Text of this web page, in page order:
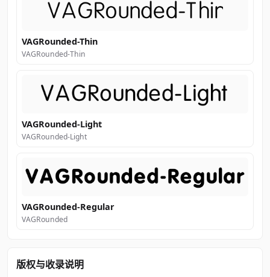
VAGRounded-Thin
VAGRounded-Thin
VAGRounded-Light
VAGRounded-Light
VAGRounded-Regular
VAGRounded
版权与收录说明